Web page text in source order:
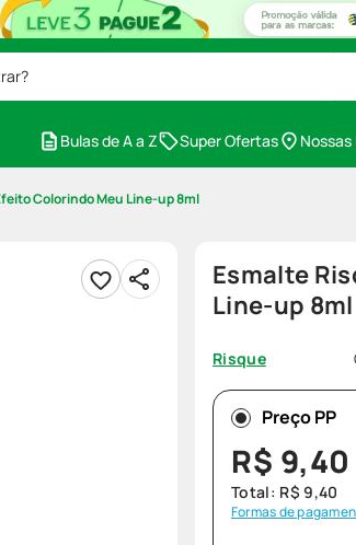
Bulas de A a Z Super Ofertas Nossas
Colorindo Meu Line-up 8ml
Esmalte
Line-up 8ml
Risque
Preço PP
R$ 9,40
Total: R$ 9,40
Formas de